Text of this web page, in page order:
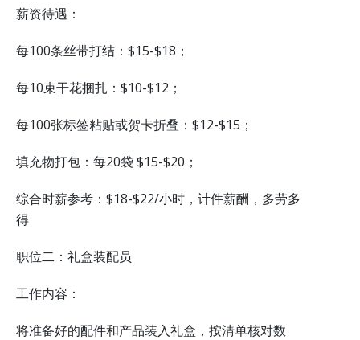
薪资待遇：
每100条丝带打结：$15-$18；
每10束干花捆扎：$10-$12；
每100张标签粘贴或贺卡折叠：$12-$15；
填充物打包：每20袋 $15-$20；
综合时薪参考：$18-$22/小时，计件薪酬，多劳多
得
职位二：礼盒装配员
工作内容：
将准备好的配件和产品装入礼盒，按清单核对数